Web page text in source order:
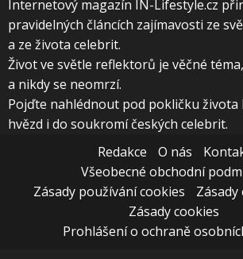
Internetový magazín IN-Lifestyle.cz
pravidelných článcích zajímavosti ze
a ze života celebrit.
Život ve světle reflektorů je věčné
a nikdy se neomrzí.
Pojďte nahlédnout pod pokličku života
hvězd i do soukromí českých celebrit.
Redakce
O nás
Všeobecné obchodní
Zásady používání cookies
Zásady
Zásady cookies
Prohlášení o ochraně